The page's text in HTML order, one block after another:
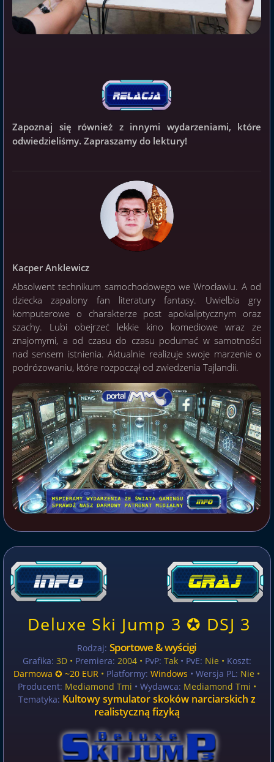
Zapoznaj się również z innymi wydarzeniami, które
odwiedzieliśmy. Zapraszamy do lektury!
Kacper Anklewicz
Absolwent technikum samochodowego we Wrocławiu. A od
dziecka zapalony fan literatury fantasy. Uwielbia gry
komputerowe o charakterze post apokaliptycznym oraz
szachy. Lubi obejrzeć lekkie kino komediowe wraz ze
znajomymi, a od czasu do czasu podumać w samotności
nad sensem istnienia. Aktualnie realizuje swoje marzenie o
podróżowaniu, które rozpoczął od zwiedzenia Tajlandii.
Deluxe Ski Jump 3 ✪ DSJ 3
Rodzaj: Sportowe & wyścigi
Grafika: 3D • Premiera: 2004 • PvP: Tak• PvE: Nie • Koszt:
Darmowa ✪ ~20 EUR • Platformy: Windows • Wersja PL: Nie •
Producent: Mediamond Tmi • Wydawca: Mediamond Tmi •
Tematyka: Kultowy symulator skoków narciarskich z
realistyczną fizyką